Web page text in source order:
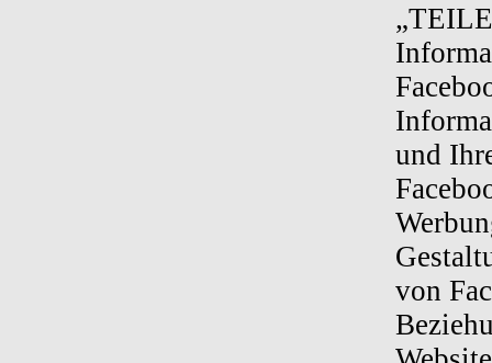
und
von